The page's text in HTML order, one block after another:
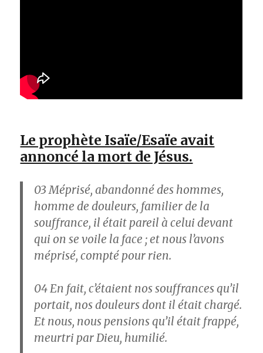
Le prophète Isaïe/Esaïe avait
annoncé la mort de Jésus.
03Méprisé, abandonné des hommes,
homme de douleurs, familier de la
souffrance, il était pareil à celui devant
qui on se voile la face ; et nous l’avons
méprisé, compté pour rien.
04En fait, c’étaient nos souffrances qu’il
portait, nos douleurs dont il était chargé.
Et nous, nous pensions qu’il était frappé,
meurtri par Dieu, humilié.